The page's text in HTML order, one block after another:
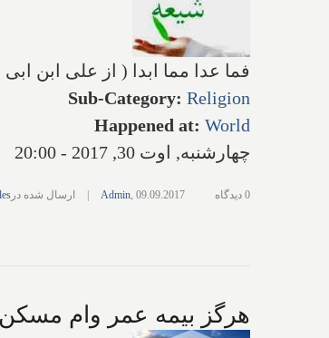
فما عدا مما ابدا ( از علی ابن
Sub-Category: Religion
Happened at: World
چهارشنبه, اوت 30, 2017 - 20:00
Admin, 09.09.2017 ارسال شده در 0 دیدگاه
هرگز بیمه عمر وام مسکن